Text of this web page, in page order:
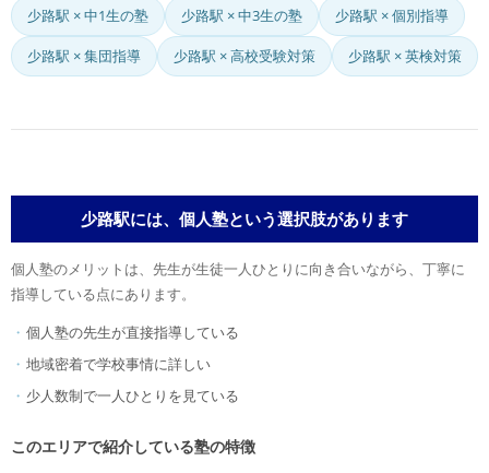
少路駅 × 中1生の塾 少路駅 × 中3生の塾 少路駅 × 個別指導
少路駅 × 集団指導 少路駅 × 高校受験対策 少路駅 × 英検対策
少路駅には、個人塾という選択肢があります
個人塾のメリットは、先生が生徒一人ひとりに向き合いながら、丁寧に
指導している点にあります。
個人塾の先生が直接指導している
地域密着で学校事情に詳しい
少人数制で一人ひとりを見ている
このエリアで紹介している塾の特徴